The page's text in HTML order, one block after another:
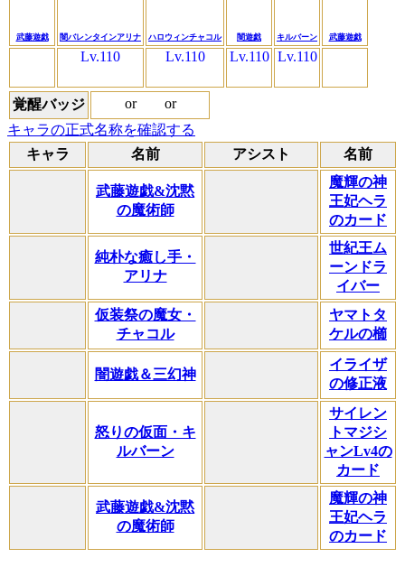
武藤遊戯 闇バレンタインアリナ ハロウィンチャコル 闇遊戯 キルバーン 武藤遊戯
Lv.110 Lv.110 Lv.110 Lv.110
覚醒バッジ or
or
キャラの正式名称を確認する
キャラ
名前 アシスト 名前
武藤遊戯&沈黙
の魔術師
魔輝の神
王妃ヘラ
のカード
純朴な癒し手・
アリナ
世紀王ム
ーンドラ
イバー
仮装祭の魔女・
チャコル
ヤマトタ
ケルの櫛
闇遊戯＆三幻神
イライザ
の修正液
怒りの仮面・キ
ルバーン
サイレン
トマジシ
ャンLv4の
カード
武藤遊戯&沈黙
の魔術師
魔輝の神
王妃ヘラ
のカード